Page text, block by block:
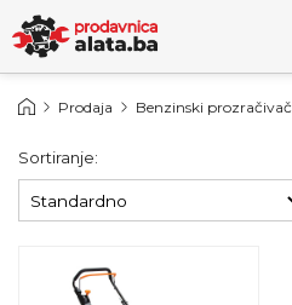
Prodaja Benzinski prozračivač
Sortiranje: